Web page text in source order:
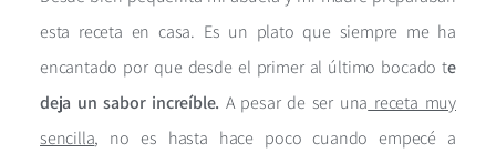
esta receta en casa. Es un plato que siempre me ha
encantado por que desde el primer al último bocado te
deja un sabor increíble. A pesar de ser una receta muy
sencilla, no es hasta hace poco cuando empecé a